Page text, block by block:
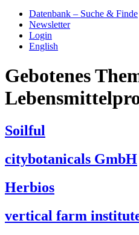
Datenbank – Suche & Finde
Newsletter
Login
English
Gebotenes
Soilful
citybotanicals GmbH
Herbios
vertical farm